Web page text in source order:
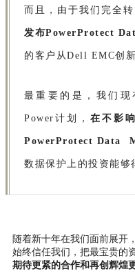
而且，由于我们完全转
发布PowerProtect
的客户从Dell EMC创
最重要的是，我们现
Power计划， 在不影
PowerProtect Data
数据保护上的投资能够
随着新十年在我们面前展开
始终信任我们，把最宝贵的
期待更紧的合作和再创辉煌